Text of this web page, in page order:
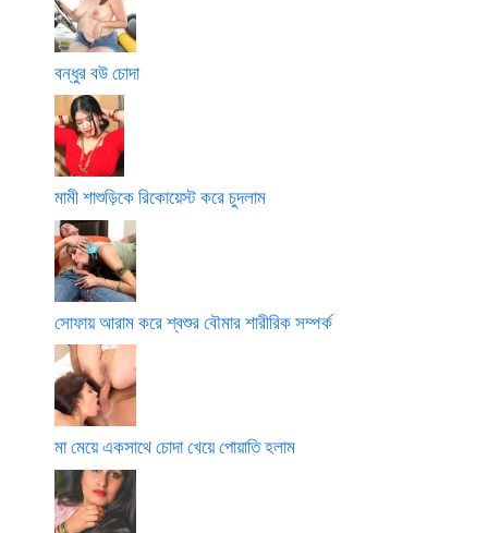
বন্ধুর বউ চোদা
মামী শাশুড়িকে রিকোয়েস্ট করে চুদলাম
সোফায় আরাম করে শ্বশুর বৌমার শারীরিক সম্পর্ক
মা মেয়ে একসাথে চোদা খেয়ে পোয়াতি হলাম